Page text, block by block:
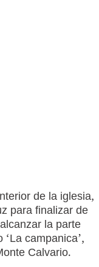
de la iglesia,
para finalizar de
la parte
campanica’,
Calvario.